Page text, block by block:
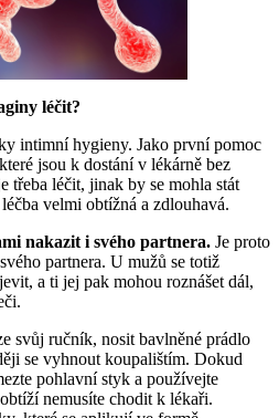
léčit?
intimní hygieny. Jako první pomoc
jsou k dostání v lékárně bez
třeba léčit, jinak by se mohla stát
velmi obtížná a zdlouhavá.
nakazit i svého partnera. Je proto
partnera. U mužů se totiž
a ti jej pak mohou roznášet dál,
svůj ručník, nosit bavlněné prádlo
se vyhnout koupalištím. Dokud
pohlavní styk a používejte
nemusíte chodit k lékaři.